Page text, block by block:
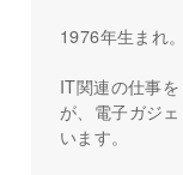
1976年生まれ
IT関連の仕事
が、電子ガジ
います。